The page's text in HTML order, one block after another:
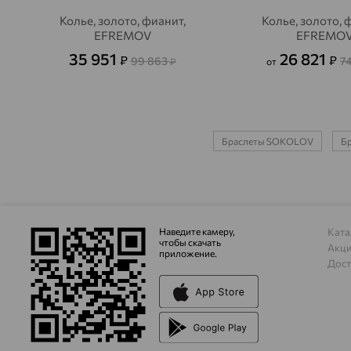
Колье, золото, фианит,
EFREMOV
35 951 ₽ 99 863₽
Колье, золото,
от 26 821 ₽
Браслеты SOKOLOV
Наведите камеру,
чтобы скачать
приложение.